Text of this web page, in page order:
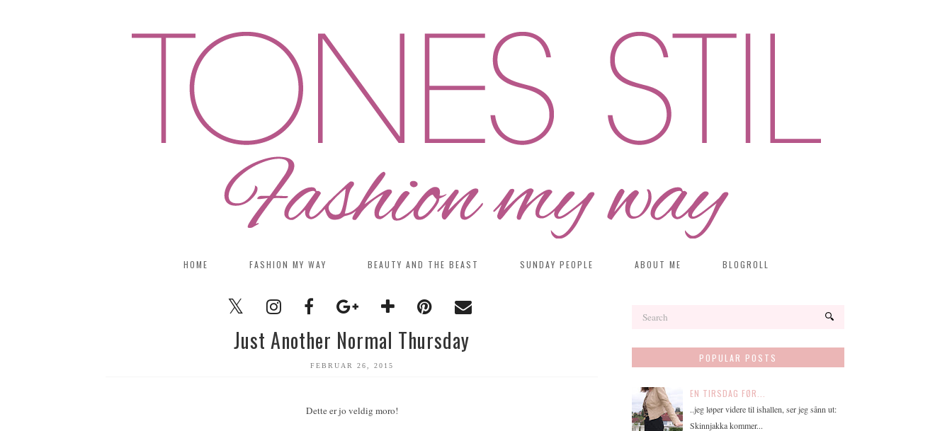
HOME FASHION MY WAY BEAUTY AND THE BEAST SUNDAY PEOPLE ABOUT ME BLOGROLL
Just Another Normal Thursday
FEBRUAR 26, 2015
Dette er jo veldig moro!
POPULAR POSTS
EN TIRSDAG FØR...
..jeg løper videre til ishallen, ser jeg sånn ut:
Skinnjakka kommer...